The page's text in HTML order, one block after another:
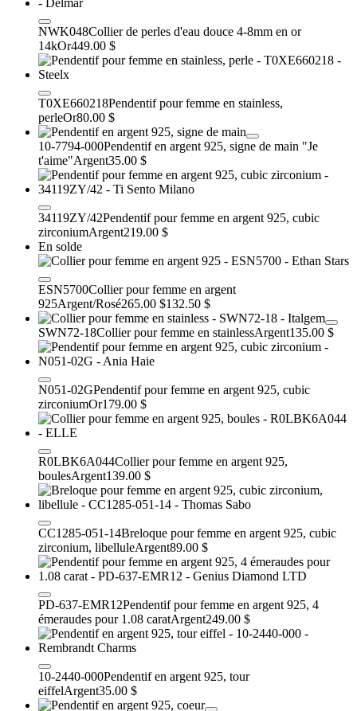
NWK048Collier de perles d'eau douce 4-8mm en or
14kOr449.00 $
T0XE660218Pendentif pour femme en stainless,
perleOr80.00 $
10-7794-000Pendentif en argent 925, signe de main "Je
t'aime"Argent35.00 $
34119ZY/42Pendentif pour femme en argent 925, cubic
zirconiumArgent219.00 $
En solde
ESN5700Collier pour femme en argent
925Argent/Rosé265.00 $132.50 $
SWN72-18Collier pour femme en stainlessArgent135.00 $
N051-02GPendentif pour femme en argent 925, cubic
zirconiumOr179.00 $
R0LBK6A044Collier pour femme en argent 925,
boulesArgent139.00 $
CC1285-051-14Breloque pour femme en argent 925, cubic
zirconium, libelluleArgent89.00 $
PD-637-EMR12Pendentif pour femme en argent 925, 4
émeraudes pour 1.08 caratArgent249.00 $
10-2440-000Pendentif en argent 925, tour
eiffelArgent35.00 $